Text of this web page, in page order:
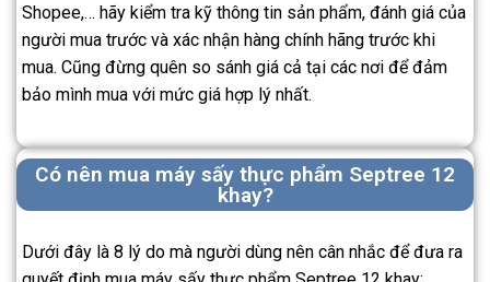
Shopee,… hãy kiểm tra kỹ thông tin sản phẩm, đánh giá của
người mua trước và xác nhận hàng chính hãng trước khi
mua. Cũng đừng quên so sánh giá cả tại các nơi để đảm
bảo mình mua với mức giá hợp lý nhất.
Có nên mua máy sấy thực phẩm Septree 12
khay?
Dưới đây là 8 lý do mà người dùng nên cân nhắc để đưa ra